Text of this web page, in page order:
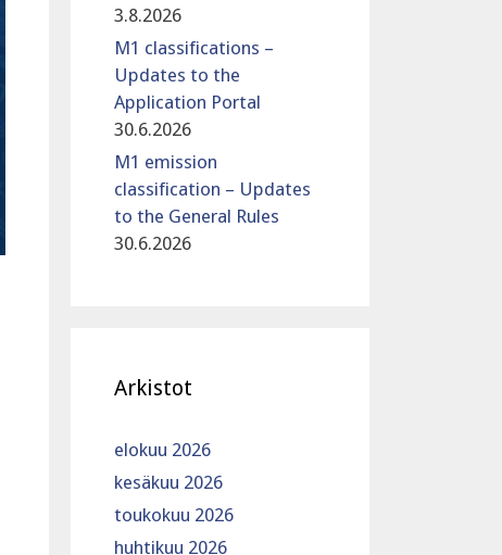
3.8.2026
M1 classifications –
Updates to the
Application Portal
30.6.2026
M1 emission
classification – Updates
to the General Rules
30.6.2026
Arkistot
elokuu 2026
kesäkuu 2026
toukokuu 2026
huhtikuu 2026